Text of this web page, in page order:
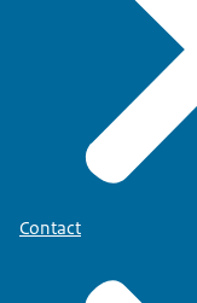
Contact